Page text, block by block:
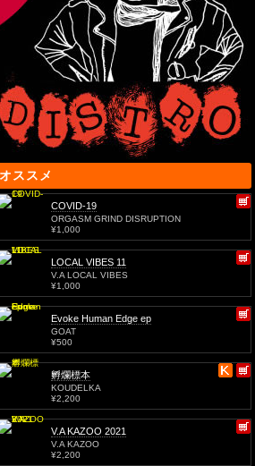
オススメ
COVID-19
ORGASM GRIND DISRUPTION
¥1,000
LOCAL VIBES 11
V.A LOCAL VIBES
¥1,000
Evoke Human Edge ep
GOAT
¥500
孵爛標本
KOUDELKA
¥2,200
V.A KAZOO 2021
V.A KAZOO
¥2,200